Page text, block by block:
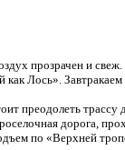
прозрачен и
Лось».
преодолеть
дорога,
по «Верхней